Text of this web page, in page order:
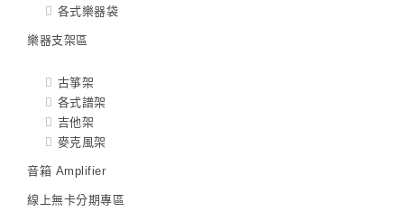
各式樂器袋
樂器支架區
古箏架
各式譜架
吉他架
麥克風架
音箱 Amplifier
線上無卡分期專區